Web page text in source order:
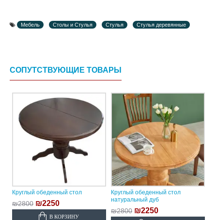
Мебель Столы и Стулья Стулья Стулья деревянные
СОПУТСТВУЮЩИЕ ТОВАРЫ
Круглый обеденный стол
₪2800 ₪2250
В КОРЗИНУ
Круглый обеденный стол
натуральный дуб
₪2800 ₪2250